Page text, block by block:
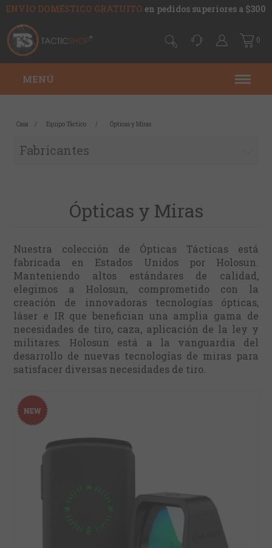
ENVÍO DOMÉSTICO GRATUITO en pedidos superiores a $300
0
MENÚ
Casa / Equipo Táctico / Ópticas y Miras
Fabricantes
Ópticas y Miras
Nuestra colección de Ópticas Tácticas está
fabricada en Estados Unidos por Holosun.
Manteniendo altos estándares de calidad,
elegimos a Holosun, comprometido con la
creación de innovadoras tecnologías ópticas,
láser e IR que benefician una amplia gama de
necesidades de tiro, caza, aplicación de la ley y
militares. Holosun está a la vanguardia del
desarrollo de nuevas tecnologías de miras para
satisfacer diversas necesidades de tiro.